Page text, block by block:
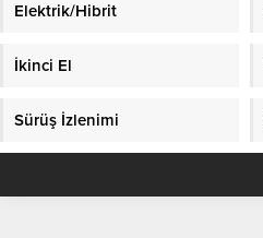
Elektrik/Hibrit
İkinci El
Sürüş İzlenimi